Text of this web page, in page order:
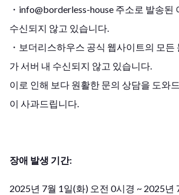
・info@borderless-house 주소로 발송된
수신되지 않고 있습니다.
・보더리스하우스 공식 웹사이트의 모든
가 서버 내 수신되지 않고 있습니다.
이로 인해 보다 원활한 문의 상담을 도와
이 사과드립니다.
장애 발생 기간:
2025년 7월 1일(화) 오전 0시경 ~ 2025년